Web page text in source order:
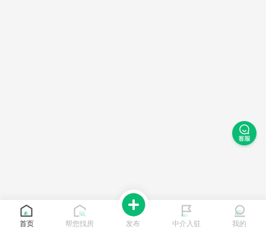
首页 帮您找房 发布 中介入驻 我的